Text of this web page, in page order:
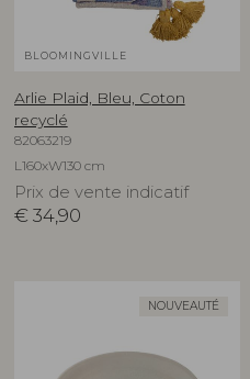
BLOOMINGVILLE
Arlie Plaid, Bleu, Coton
recyclé
82063219
L160xW130 cm
Prix de vente indicatif
€ 34,90
NOUVEAUTÉ